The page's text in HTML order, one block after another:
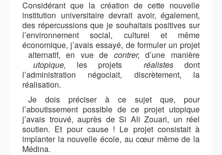
Considérant que la création de cette nouvelle
institution universitaire devrait avoir, également,
des répercussions que je souhaitais positives sur
l’environnement social, culturel et même
économique, j’avais essayé, de formuler un projet
alternatif, en vue de contrer, d’une manière
utopique, les projets réalistes dont
l’administration négociait, discrètement, la
réalisation.
Je dois préciser à ce sujet que, pour
l’aboutissement possible de ce projet utopique
j’avais trouvé, auprès de Si Ali Zouari, un réel
soutien. Et pour cause ! Le projet consistait à
implanter la nouvelle école, au cœur même de la
Médina.